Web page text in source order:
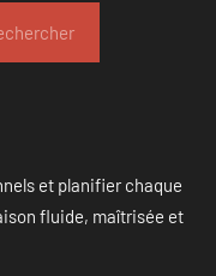
et planifier chaque
fluide, maîtrisée et